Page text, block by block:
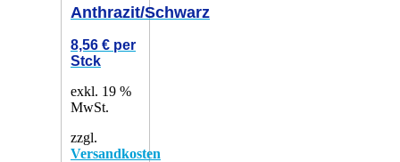
Anthrazit/schwarz
8,56 € per
Stck
exkl. 19 %
MwSt.
zzgl.
Versandkosten